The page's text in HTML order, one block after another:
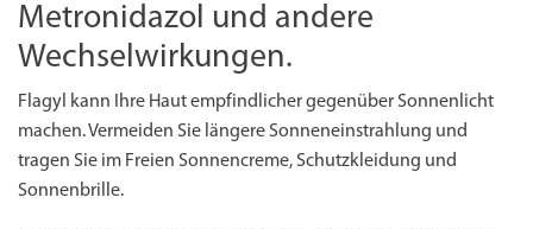
Metronidazol und andere
Wechselwirkungen.
Flagyl kann Ihre Haut empfindlicher gegenüber Sonnenlicht
machen. Vermeiden Sie längere Sonneneinstrahlung und
tragen Sie im Freien Sonnencreme, Schutzkleidung und
Sonnenbrille.